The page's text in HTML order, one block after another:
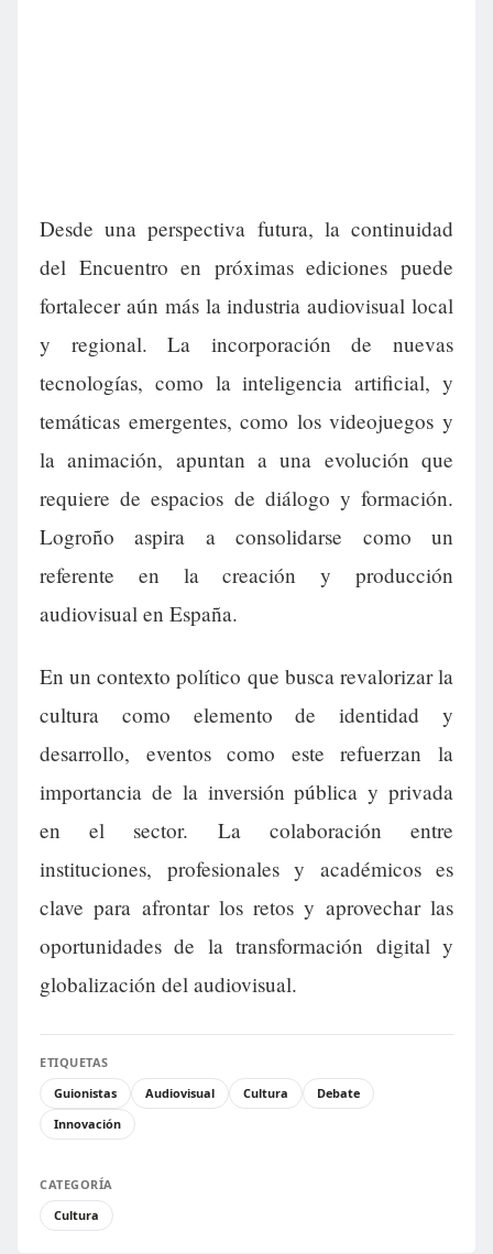
Desde una perspectiva futura, la continuidad
del Encuentro en próximas ediciones puede
fortalecer aún más la industria audiovisual local
y regional. La incorporación de nuevas
tecnologías, como la inteligencia artificial, y
temáticas emergentes, como los videojuegos y
la animación, apuntan a una evolución que
requiere de espacios de diálogo y formación.
Logroño aspira a consolidarse como un
referente en la creación y producción
audiovisual en España.
En un contexto político que busca revalorizar la
cultura como elemento de identidad y
desarrollo, eventos como este refuerzan la
importancia de la inversión pública y privada
en el sector. La colaboración entre
instituciones, profesionales y académicos es
clave para afrontar los retos y aprovechar las
oportunidades de la transformación digital y
globalización del audiovisual.
ETIQUETAS
Guionistas
Audiovisual Cultura
Debate
Innovación
CATEGORÍA
Cultura